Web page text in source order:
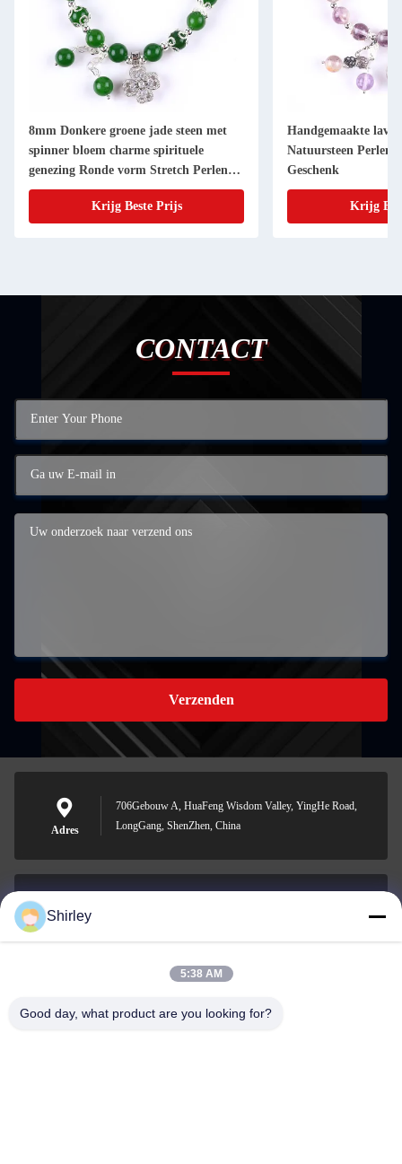
8mm Donkere groene jade steen met
spinner bloem charme spirituele
genezing Ronde vorm Stretch Perlen
Armband
Krijg Beste Prijs
Handgemaakte
Natuursteen Perlen
Geschenk
Krijg
CONTACT
Verzenden
Adres
706Gebouw A, HuaFeng Wisdom Valley, YingHe Road,
LongGang, ShenZhen, China
0086-18148506772
Shirley
5:38 AM
Good day, what product are you looking for?